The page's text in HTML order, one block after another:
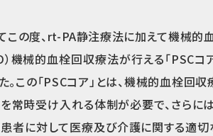
この度、rt-PA静注療法に加えて機械
機械的血栓回収療法が行える「PSCコ
。この「PSCコア」とは、機械的血栓
常時受け入れる体制が必要で、さらに
者に対して医療及び介護に関する適切